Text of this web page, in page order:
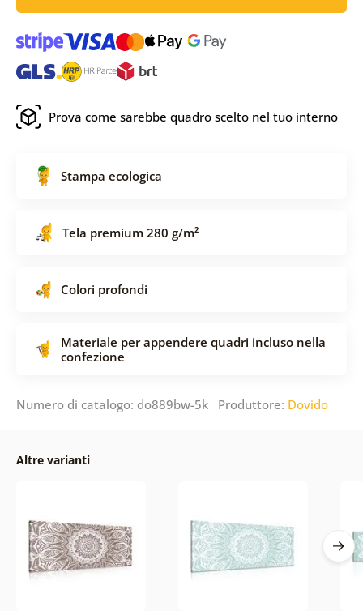
Prova come sarebbe quadro scelto nel tuo interno
Stampa ecologica
Tela premium 280 g/m²
Colori profondi
Materiale per appendere quadri incluso nella
confezione
Numero di catalogo: do889bw-5k Produttore: Dovido
Altre varianti